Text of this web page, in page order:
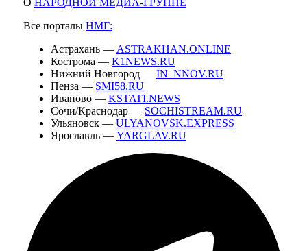
Все порталы НМГ:
Астрахань — ASTRAKHAN.ONLINE
Кострома — K1NEWS.RU
Нижний Новгород — IN_NNOV.RU
Пенза — SMI58.RU
Иваново — KSTATI.NEWS
Сочи/Краснодар — SOCHISTREAM.RU
Ульяновск — ULYANOVSK.EXPRESS
Ярославль — YARGLAV.RU